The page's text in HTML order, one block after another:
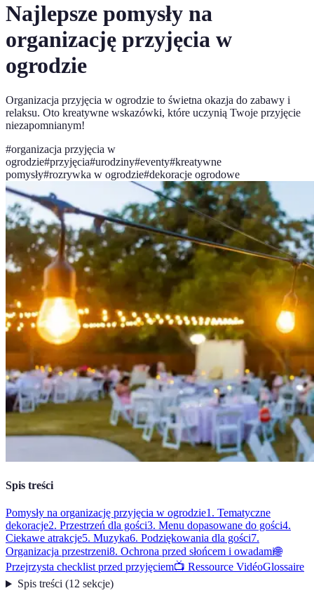
Najlepsze pomysły na
organizację przyjęcia w
ogrodzie
Organizacja przyjęcia w ogrodzie to świetna okazja do zabawy i
relaksu. Oto kreatywne wskazówki, które uczynią Twoje przyjęcie
niezapomnianym!
#organizacja przyjęcia w
ogrodzie#przyjęcia#urodziny#eventy#kreatywne
pomysły#rozrywka w ogrodzie#dekoracje ogrodowe
Spis treści
Pomysły na organizację przyjęcia w ogrodzie1. Tematyczne
dekoracje2. Przestrzeń dla gości3. Menu dopasowane do gości4.
Ciekawe atrakcje5. Muzyka6. Podziękowania dla gości7.
Organizacja przestrzeni8. Ochrona przed słońcem i owadami🌐
Przejrzysta checklist przed przyjęciem📺 Ressource VidéoGlossaire
Spis treści(12 sekcje)